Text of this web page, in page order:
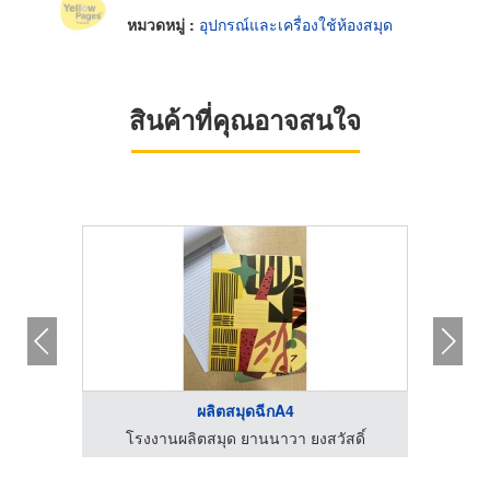
หมวดหมู่ : อุปกรณ์และเครื่องใช้ห้องสมุด
สินค้าที่คุณอาจสนใจ
ผลิตสมุดฉีกA4
โรงงานผลิตสมุด ยานนาวา ยงสวัสดิ์